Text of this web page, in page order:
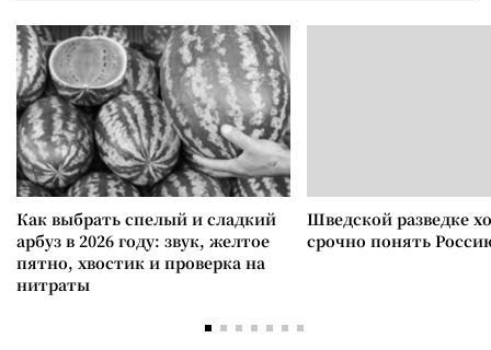
Как выбрать спелый и сладкий
арбуз в 2026 году: звук, желтое
пятно, хвостик и проверка на
нитраты
Шведской разведке
срочно понять